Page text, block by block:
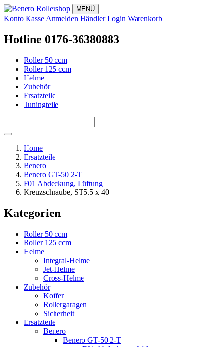
MENÜ
Konto Kasse Anmelden Händler Login Warenkorb
Hotline 0176-36380883
Roller 50 ccm
Roller 125 ccm
Helme
Zubehör
Ersatzteile
Tuningteile
Home
Ersatzteile
Benero
Benero GT-50 2-T
F01 Abdeckung, Lüftung
Kreuzschraube, ST5.5 x 40
Kategorien
Roller 50 ccm
Roller 125 ccm
Helme
Integral-Helme
Jet-Helme
Cross-Helme
Zubehör
Koffer
Rollergaragen
Sicherheit
Ersatzteile
Benero
Benero GT-50 2-T